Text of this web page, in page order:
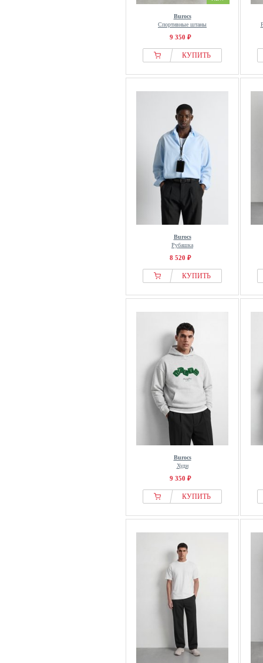
Burocs
Спортивные штаны
9 350 ₽
КУПИТЬ
Burocs
Рубашка
8 520 ₽
КУПИТЬ
Burocs
Худи
9 350 ₽
КУПИТЬ